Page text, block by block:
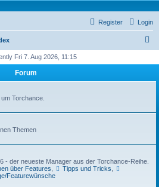
Login
Register
r
h
Fri 7. Aug 2026, 11:15
Forum
Torchance.
Themen
- der neueste Manager aus der Torchance-Reihe.
über Features Tipps und Tricks
Featurewünsche